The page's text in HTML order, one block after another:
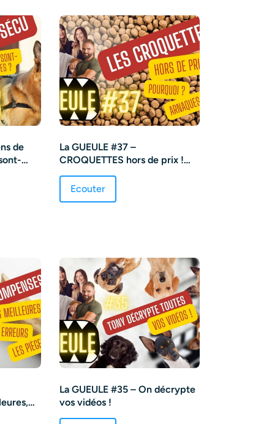
de
La GUEULE #37 –
CROQUETTES hors de prix !
Ecouter
La GUEULE #35 – On décrypte
vos vidéos !